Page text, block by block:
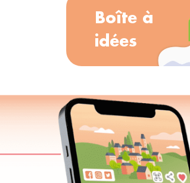
Boîte à
idées